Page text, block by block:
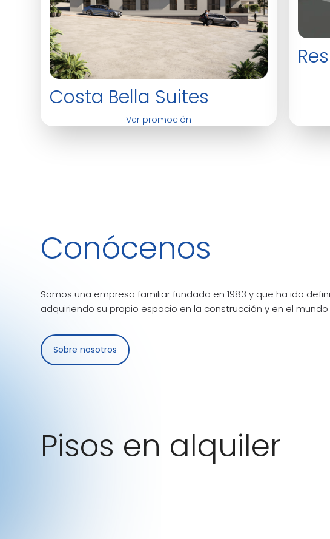
Costa Bella Suites
Ver promoción
Conócenos
Somos una empresa familiar fundada en 1983 y que ha ido
adquiriendo su propio espacio en la construcción y en el mundo
Sobre nosotros
Pisos en alquiler